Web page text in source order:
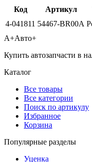
Код Артикул
4-041811 54467-BR00A
А+Авто+
Купить автозапчасти в
Каталог
Все товары
Все категории
Поиск по артикулу
Избранное
Корзина
Популярные разделы
Уценка